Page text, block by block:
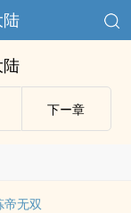
下ー章
帝无双